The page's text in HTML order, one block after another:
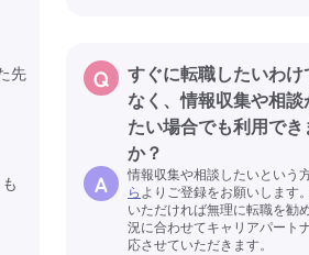
先
すぐに転職したいわけ
なく、情報収集や相談
たい場合でも利用でき
か？
情報収集や相談したいという
らよりご登録をお願いします
いただければ無理に転職を勧
況に合わせてキャリアパート
応させていただきます。